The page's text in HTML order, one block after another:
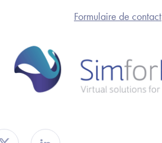
Formulaire de contact